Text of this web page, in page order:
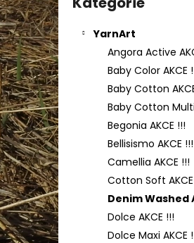
s
t
r
a
n
n
í
p
a
n
e
l
kategorie
YarnArt
Angora Active
Baby Color AKCE
Baby Cotton
Baby Cotton
Begonia AKCE !!!
Bellisismo AKCE !!!
Camellia AKCE !!!
Cotton Soft
Denim Washed
Dolce AKCE !!!
Dolce Maxi AKCE
YARNART FLOWERS
200 Kč